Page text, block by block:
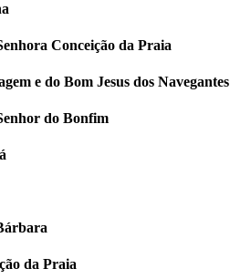
Conceição da Praia
e do Bom Jesus dos Navegantes
do Bonfim
da Praia